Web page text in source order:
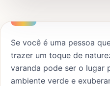
Se você é uma pessoa
trazer um toque de
varanda pode ser o lugar
ambiente verde e